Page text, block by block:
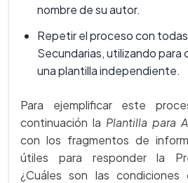
nombre de su autor.
Repetir el proceso con
Secundarias, utilizando para
una plantilla independiente.
Para ejemplificar este
continuación la Plantilla para
con los fragmentos de
útiles para responder la
¿Cuáles son las